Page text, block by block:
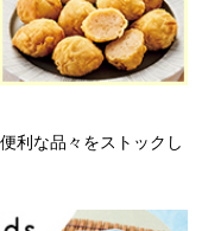
利な品々をストックし